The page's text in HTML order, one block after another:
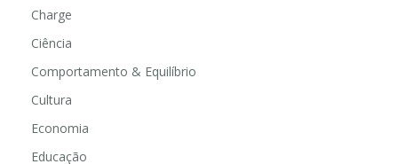
Charge
Ciência
Comportamento & Equilíbrio
Cultura
Economia
Educação